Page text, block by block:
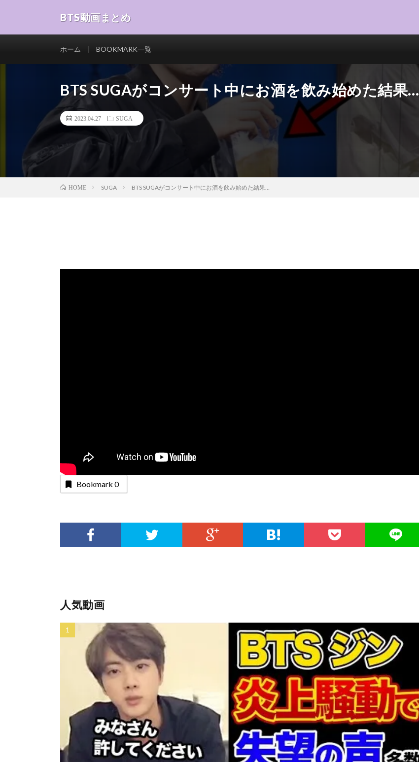
BTS動画まとめ
ホーム BOOKMARK一覧
BTS SUGAがコンサート中にお酒を飲み始めた結果…
2023.04.27 SUGA
HOME SUGA BTS SUGAがコンサート中にお酒を飲み始めた結果…
Bookmark 0
人気動画